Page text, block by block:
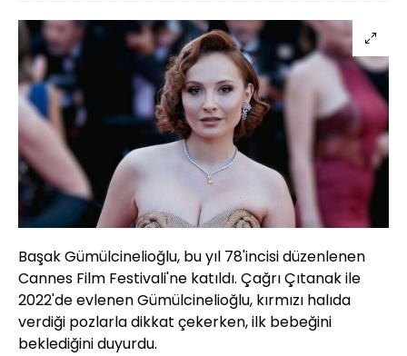
Başak Gümülcinelioğlu, bu yıl 78'incisi düzenlenen
Cannes Film Festivali'ne katıldı. Çağrı Çıtanak ile
2022'de evlenen Gümülcinelioğlu, kırmızı halıda
verdiği pozlarla dikkat çekerken, ilk bebeğini
beklediğini duyurdu.